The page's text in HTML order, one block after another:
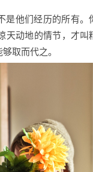
是他们经历的所有
天动地的情节，才
取而代之。